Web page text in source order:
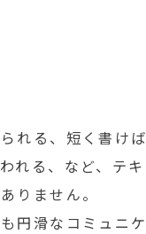
れる、短く書けば
れる、など、テキ
りません。
円滑なコミュニケ